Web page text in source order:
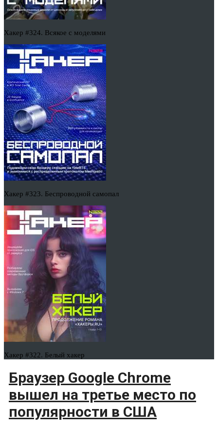
Хакер #324. Всякое с моделями
Хакер #323. Беспроводной самопал
Хакер #322. Белый хакер
Браузер Google Chrome
вышел на третье место по
популярности в США